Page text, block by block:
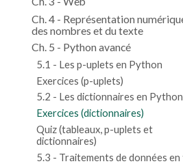
Ch. 4 - Représentation
des nombres et du texte
Ch. 5 - Python avancé
5.1 - Les p-uplets en Python
Exercices (p-uplets)
5.2 - Les dictionnaires en Python
Exercices (dictionnaires)
Quiz (tableaux, p-uplets et
dictionnaires)
5.3 - Traitements de données en